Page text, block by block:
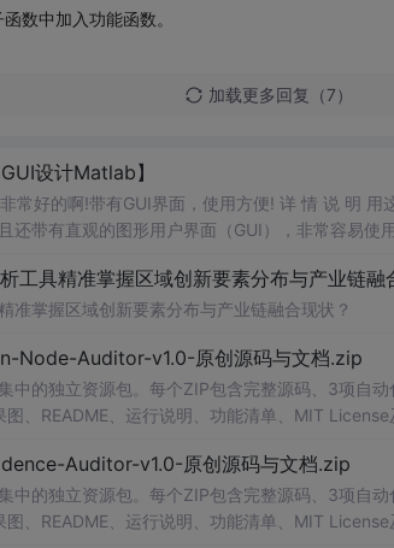
数中加入功能函数。
加载更多回复（7）
设计Matlab】
常好的啊!带有GUI界面，使用方便! 详 情 说 明
还带有直观的图形用户界面（GUI），非常容易使
的！
工具精准掌握区域创新要素分布与产业链
准掌握区域创新要素分布与产业链融合现状？
Node-Auditor-v1.0-原创源码与文档.zip
中的独立资源包。每个ZIP包含完整源码、3项自
、README、运行说明、功能清单、MIT
产日志或其他受限素材。适合前端开发、AI应用工
Auditor-v1.0-原创源码与文档.zip
中的独立资源包。每个ZIP包含完整源码、3项自
、README、运行说明、功能清单、MIT